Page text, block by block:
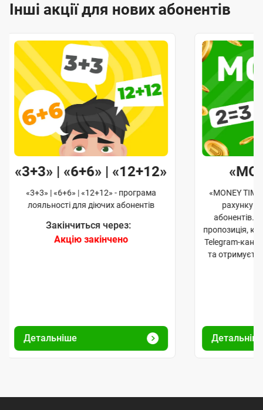
Інші акції для нових абонентів
«3+3» | «6+6» | «12+12»
«3+3» | «6+6» | «12+12» - програма
лояльності для діючих абонентів
Закінчиться через:
Акцію закінчено
Детальніше
«MONEY
рахунку
абонентів.
пропозиція,
Telegram-
та